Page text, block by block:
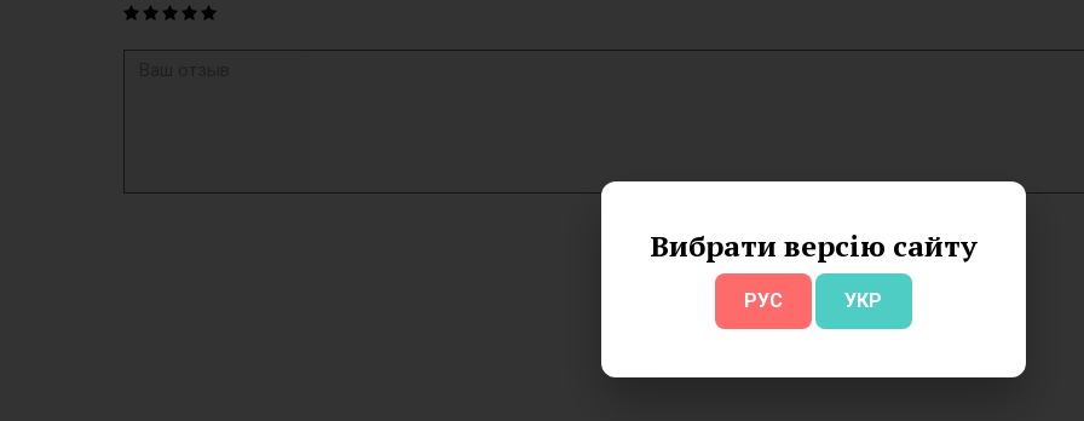
Вибрати версію сайту
РУС УКР